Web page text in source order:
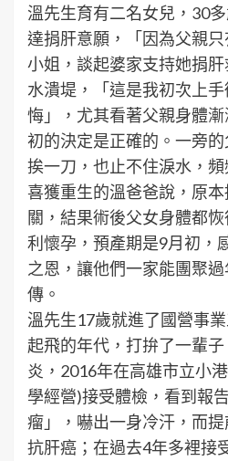
溫先生育有二名女兒，30
達捐肝意願，「因為父親
小姐，談起婆家支持她捐
水潰堤，「這是我初次上
悔」，尤其看著父親身體
初的決定是正確的。一旁
挨一刀，也止不住淚水，頻
喜獲重生的溫爸爸說，原
關，結果術後父女身體都
利懷孕，預產期是9月初，
之恩，讓他們一家能團聚
傳。
溫先生17歲就進了國營事
起飛的年代，打拚了一輩
炎，2016年在高雄市立小
學經營)接受體檢，看到報
瘤」，嚇出一身冷汗，而
抗肝癌；在過去4年多裡接